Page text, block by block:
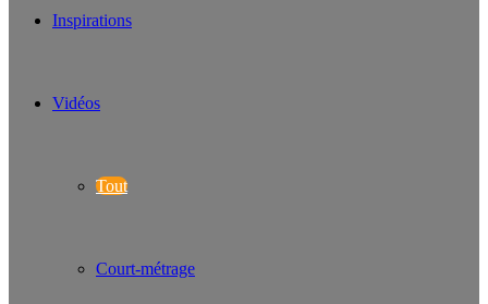
Inspirations
Vidéos
Tout
Court-métrage